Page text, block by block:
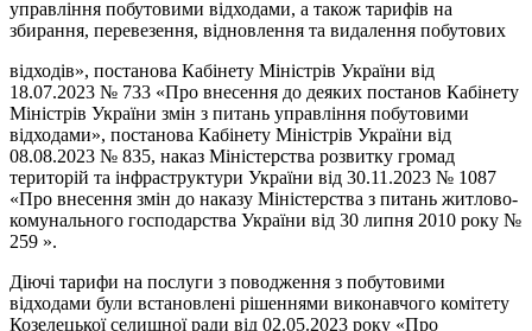
управління побутовими відходами, а також тарифів на
збирання, перевезення, відновлення та видалення побутових
відходів», постанова Кабінету Міністрів України від
18.07.2023 № 733 «Про внесення до деяких постанов Кабінету
Міністрів України змін з питань управління побутовими
відходами», постанова Кабінету Міністрів України від
08.08.2023 № 835, наказ Міністерства розвитку громад
територій та інфраструктури України від 30.11.2023 № 1087
«Про внесення змін до наказу Міністерства з питань житлово-
комунального господарства України від 30 липня 2010 року №
259 ».
Діючі тарифи на послуги з поводження з побутовими
відходами були встановлені рішеннями виконавчого комітету
Козелецької селищної ради від 02.05.2023 року «Про